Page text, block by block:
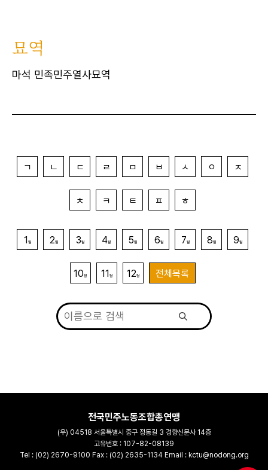
묘역
마석 민족민주열사묘역
ㄱ ㄴ ㄷ ㄹ ㅁ ㅂ ㅅ ㅇ ㅈ
ㅊ ㅋ ㅌ ㅍ ㅎ
1 월 2월 3월 4월 5월 6월 7월 8월 9월
10월 11 월 12월 전체목록
전국민주노동조합총연맹
(우) 04518 서울특별시 중구 정동길 3 경향신문사 14층
고유번호 : 107-82-08139
Tel : (02) 2670-9100 Fax : (02) 2635-1134 Email : kctu@nodong.org